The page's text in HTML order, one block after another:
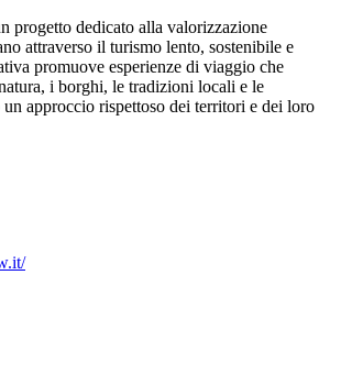
progetto dedicato alla valorizzazione
attraverso il turismo lento, sostenibile e
promuove esperienze di viaggio che
i borghi, le tradizioni locali e le
approccio rispettoso dei territori e dei loro